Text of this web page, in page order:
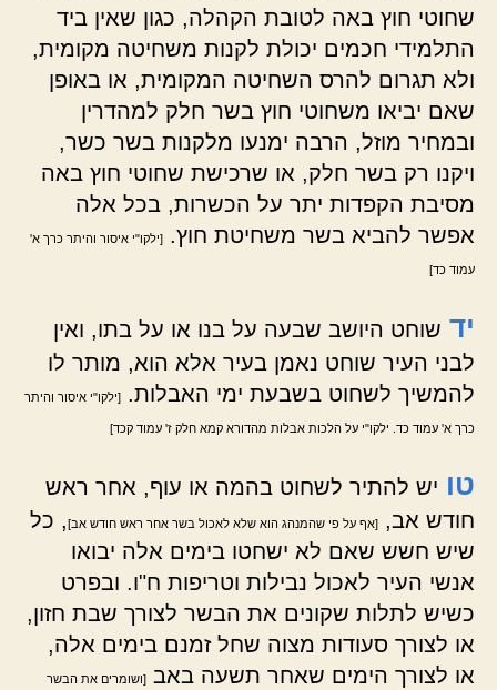
שחוטי חוץ באה לטובת הקהלה, כגון שאין ביד
התלמידי חכמים יכולת לקנות משחיטה מקומית,
ולא תגרום להרס השחיטה המקומית, או באופן
שאם יביאו משחוטי חוץ בשר חלק למהדרין
ובמחיר מוזל, הרבה ימנעו מלקנות בשר כשר,
ויקנו רק בשר חלק, או שרכישת שחוטי חוץ באה
מסיבת הקפדות יתר על הכשרות, בכל אלה
אפשר להביא בשר משחיטת חוץ. [ילקו"י איסור והיתר כרך א'
עמוד כד]
יד שוחט היושב שבעה על בנו או על בתו, ואין
לבני העיר שוחט נאמן בעיר אלא הוא, מותר לו
להמשיך לשחוט בשבעת ימי האבלות. [ילקו"י איסור והיתר
כרך א' עמוד כד. ילקו"י על הלכות אבלות מהדורא קמא חלק ז' עמוד קכד]
טו יש להתיר לשחוט בהמה או עוף, אחר ראש
חודש אב, [אף על פי שהמנהג הוא שלא לאכול בשר אחר ראש חודש אב], כל
שיש חשש שאם לא ישחטו בימים אלה יבואו
אנשי העיר לאכול נבילות וטריפות ח"ו. ובפרט
כשיש לתלות שקונים את הבשר לצורך שבת חזון,
או לצורך סעודות מצוה שחל זמנם בימים אלה,
או לצורך הימים שאחר תשעה באב [ושומרים את הבשר